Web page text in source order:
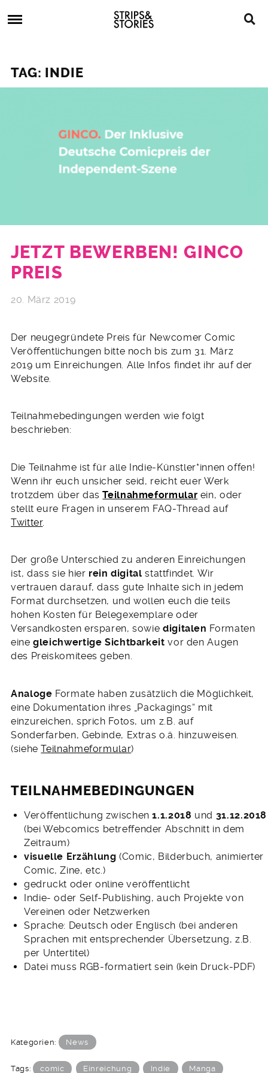
to
Strips
&
Stories
Comics,
Bücher
TAG: INDIE
JETZT BEWERBEN! GINCO
PREIS
20. März 2019
Der neugegründete Preis für Newcomer Comic
Veröffentlichungen bitte noch bis zum 31. März
2019 um Einreichungen. Alle Infos findet ihr auf der
Website.
Teilnahmebedingungen werden wie folgt
beschrieben:
Die Teilnahme ist für alle Indie-Künstler*innen offen!
Wenn ihr euch unsicher seid, reicht euer Werk
trotzdem über dasTeilnahmeformular ein, oder
stellt eure Fragen in unserem FAQ-Thread auf
Twitter.
Der große Unterschied zu anderen Einreichungen
ist, dass sie hier rein digital stattfindet. Wir
vertrauen darauf, dass gute Inhalte sich in jedem
Format durchsetzen, und wollen euch die teils
hohen Kosten für Belegexemplare oder
Versandkosten ersparen, sowiedigitalen Formaten
eine gleichwertige Sichtbarkeit vor den Augen
des Preiskomitees geben.
Analoge Formate haben zusätzlich die Möglichkeit,
eine Dokumentation ihres „Packagings“ mit
einzureichen, sprich Fotos, um z.B. auf
Sonderfarben, Gebinde, Extras o.ä. hinzuweisen.
(sieheTeilnahmeformular)
TEILNAHMEBEDINGUNGEN
Veröffentlichung zwischen1.1.2018 und 31.12.2018
(bei Webcomics betreffender Abschnitt in dem
Zeitraum)
visuelle Erzählung (Comic, Bilderbuch, animierter
Comic, Zine, etc.)
gedruckt oder online veröffentlicht
Indie- oder Self-Publishing, auch Projekte von
Vereinen oder Netzwerken
Sprache: Deutsch oder Englisch (bei anderen
Sprachen mit entsprechender Übersetzung, z.B.
per Untertitel)
Datei muss RGB-formatiert sein (kein Druck-PDF)
Kategorien: News
Tags: comic Einreichung Indie Manga